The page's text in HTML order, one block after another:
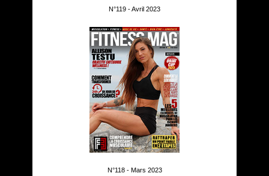
N°119 - Avril 2023
N°118 - Mars 2023